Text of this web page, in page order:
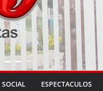
SOCIAL ESPECTACULOS